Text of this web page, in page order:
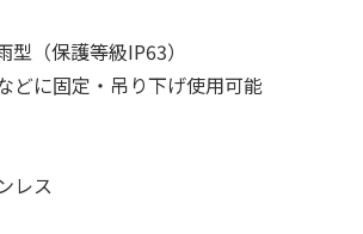
（保護等級IP63）
どに固定・吊り下げ使用可能
レス